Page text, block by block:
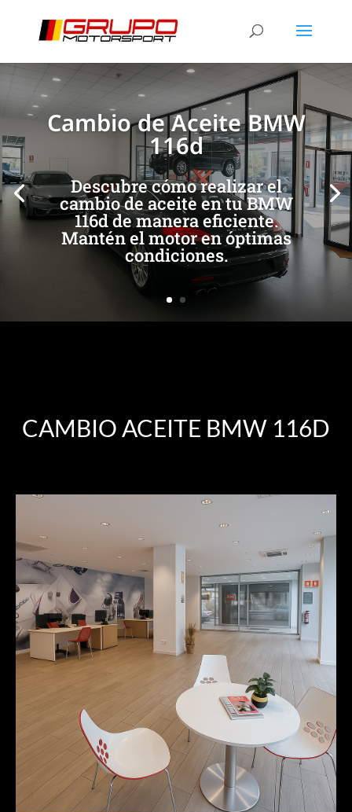
Cambio de Aceite BMW
116d
Descubre cómo realizar el
cambio de aceite en tu BMW
116d de manera eficiente.
Mantén el motor en óptimas
condiciones.
[/et_pb_slide] [/et_pb_slide]
CAMBIO ACEITE BMW 116D